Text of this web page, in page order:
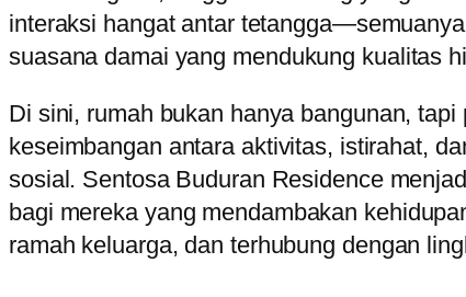
interaksi hangat antar
suasana damai yang mendukung kualitas
Di sini, rumah bukan hanya bangunan, tapi
keseimbangan antara aktivitas, istirahat,
sosial. Sentosa Buduran Residence
bagi mereka yang mendambakan
ramah keluarga, dan terhubung dengan